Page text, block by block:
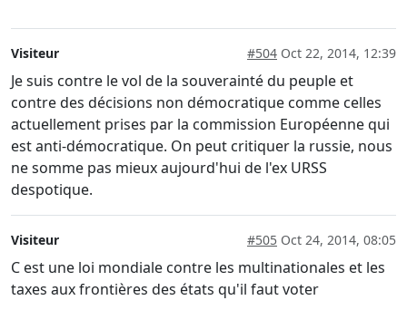
Visiteur #504 Oct 22, 2014, 12:39
Je suis contre le vol de la souverainté du peuple et
contre des décisions non démocratique comme celles
actuellement prises par la commission Européenne qui
est anti-démocratique. On peut critiquer la russie, nous
ne somme pas mieux aujourd'hui de l'ex URSS
despotique.
Visiteur #505 Oct 24, 2014, 08:05
C est une loi mondiale contre les multinationales et les
taxes aux frontières des états qu'il faut voter